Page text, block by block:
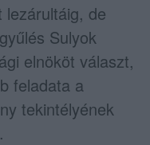
lezárultáig, de
Sulyok
elnököt választ,
feladata a
tekintélyének